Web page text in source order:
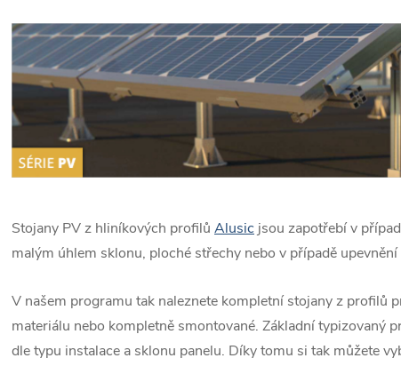
Stojany PV z hliníkových profilů Alusic jsou zapotřebí v
malým úhlem sklonu, ploché střechy nebo v případě
V našem programu tak naleznete kompletní stojany z profilů
materiálu nebo kompletně smontované. Základní typizovaný
dle typu instalace a sklonu panelu. Díky tomu si tak můžete